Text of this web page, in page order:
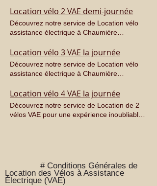
pittoresques du Gers. Situés à proximité de
Samatan et Lombez, nous offrons des vélos
confortables et accessibles, parfaits pour
une aventure relaxante à travers la
nos chambres d'hôtes tout en vous
déplaçant facilement et de manière
écologique.
Location vélo 2 VAE demi-journée
Découvrez notre service de Location vélo
assistance électrique à Chaumière
pittoresques du Gers. Situés à proximité de
Samatan et Lombez, nous offrons des vélos
confortables et accessibles, parfaits pour
une aventure relaxante à travers la
nos chambres d'hôtes tout en vous
déplaçant facilement et de manière
écologique.
Location vélo 3 VAE la journée
Découvrez notre service de Location vélo
assistance électrique à Chaumière
pittoresques du Gers. Situés à proximité de
Samatan et Lombez, nous offrons des vélos
confortables et accessibles, parfaits pour
une aventure relaxante à travers la
Location vélo 4 VAE la journée
Découvrez notre service de Location de 2
vélos VAE pour une expérience inoubliable
Que vous soyez aventurier ou simple
promeneur, cette escapade est l'occasion
parfaite de redécouvrir la nature tout en
# Conditions Générales de
Location des Vélos à Assistance
Électrique (VAE)